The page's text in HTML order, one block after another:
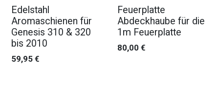
Edelstahl
Aromaschienen für
Genesis 310 & 320
bis 2010
59,95 €
Feuerplatte
Abdeckhaube für die
1m Feuerplatte
80,00 €